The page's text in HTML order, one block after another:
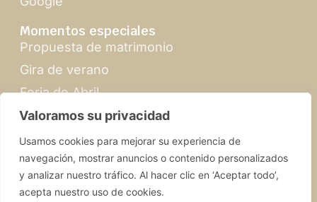
Valoramos su privacidad
Usamos cookies para mejorar su experiencia de
navegación, mostrar anuncios o contenido personalizados
y analizar nuestro tráfico. Al hacer clic en ‘Aceptar todo’,
acepta nuestro uso de cookies.
Momentos especiales
Propuesta de matrimonio
Gira de verano
Feria de Abril
Navidad en Sevilla